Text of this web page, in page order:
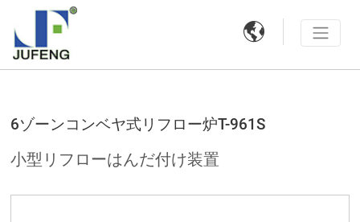

6ゾーンコンベヤ式リフロー炉T-961S
小型リフローはんだ付け装置